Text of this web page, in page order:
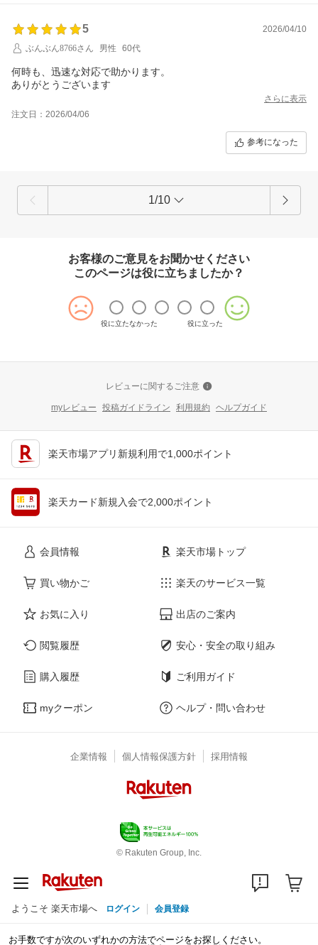
5
2026/04/10
ぶんぶん8766さん
男性 60代
何時も、迅速な対応で助かります。
ありがとうございます
さらに表示
注文日：2026/04/06
参考になった
1/10
お客様のご意見をお聞かせください
このページは役に立ちましたか？
役に立たなかった 役に立った
レビューに関するご注意
myレビュー 投稿ガイドライン 利用規約 ヘルプガイド
楽天市場アプリ新規利用で1,000ポイント
楽天カード新規入会で2,000ポイント
会員情報
買い物かご
お気に入り
閲覧履歴
購入履歴
myクーポン
楽天市場トップ
楽天のサービス一覧
出店のご案内
安心・安全の取り組み
ご利用ガイド
ヘルプ・問い合わせ
企業情報 個人情報保護方針 採用情報
© Rakuten Group, Inc.
ようこそ 楽天市場へ ログイン 会員登録
お手数ですが次のいずれかの方法でページをお探しください。